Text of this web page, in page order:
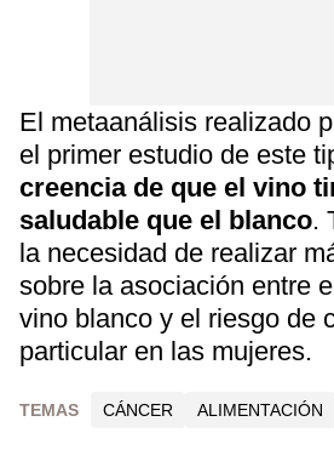
El metaanálisis realizado
el primer estudio de este
creencia de que el vino
saludable que el blanco.
la necesidad de realizar
sobre la asociación entre
vino blanco y el riesgo de
particular en las mujeres.
TEMAS CÁNCER ALIMENTACIÓN